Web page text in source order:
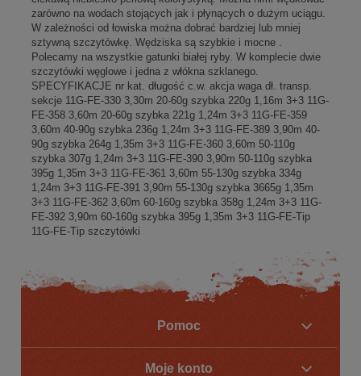
zarówno na wodach stojących jak i płynących o dużym uciągu.
W zależności od łowiska można dobrać bardziej lub mniej
sztywną szczytówkę. Wędziska są szybkie i mocne .
Polecamy na wszystkie gatunki białej ryby. W komplecie dwie
szczytówki węglowe i jedna z włókna szklanego.
SPECYFIKACJE nr kat. długość c.w. akcja waga dł. transp.
sekcje 11G-FE-330 3,30m 20-60g szybka 220g 1,16m 3+3 11G-
FE-358 3,60m 20-60g szybka 221g 1,24m 3+3 11G-FE-359
3,60m 40-90g szybka 236g 1,24m 3+3 11G-FE-389 3,90m 40-
90g szybka 264g 1,35m 3+3 11G-FE-360 3,60m 50-110g
szybka 307g 1,24m 3+3 11G-FE-390 3,90m 50-110g szybka
395g 1,35m 3+3 11G-FE-361 3,60m 55-130g szybka 334g
1,24m 3+3 11G-FE-391 3,90m 55-130g szybka 3665g 1,35m
3+3 11G-FE-362 3,60m 60-160g szybka 358g 1,24m 3+3 11G-
FE-392 3,90m 60-160g szybka 395g 1,35m 3+3 11G-FE-Tip
11G-FE-Tip szczytówki
Pomoc
Moje konto